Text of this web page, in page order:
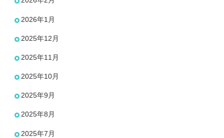
2026年1月
2025年12月
2025年11月
2025年10月
2025年9月
2025年8月
2025年7月